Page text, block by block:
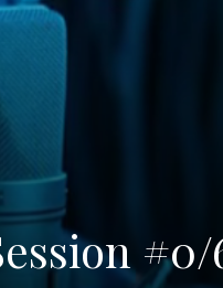
#0/